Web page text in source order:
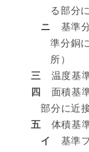
る部分
ニ
基準
準分銅
所）
三
温度基
四
面積基
部分に近
五 体積基
イ
基準